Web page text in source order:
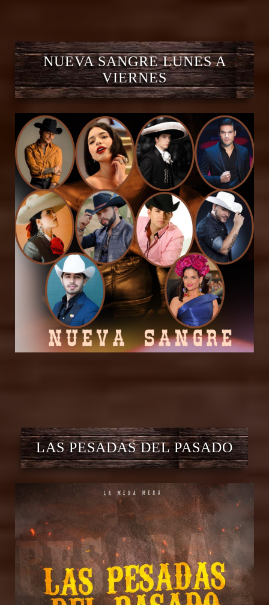
NUEVA SANGRE LUNES A
VIERNES
LAS PESADAS DEL PASADO